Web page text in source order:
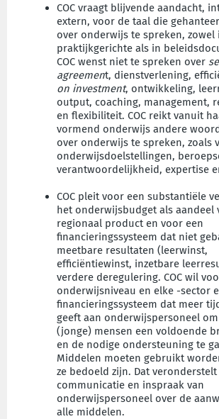
COC vraagt blijvende aandacht,
extern, voor de taal die
over onderwijs te spreken, zowel
praktijkgerichte als in
COC wenst niet te spreken over
agreement, dienstverlening,
on investment, ontwikkeling,
output, coaching, management,
en flexibiliteit. COC reikt vanuit
vormend onderwijs andere
over onderwijs te spreken, zoals
onderwijsdoelstellingen,
verantwoordelijkheid, expertise
COC pleit voor een substantiële
het onderwijsbudget als aandeel
regionaal product en voor een
financieringssysteem dat niet
meetbare resultaten (leerwinst,
efficiëntiewinst, inzetbare
verdere deregulering. COC wil
onderwijsniveau en elke -sector
financieringssysteem dat meer
geeft aan onderwijspersoneel
(jonge) mensen een voldoende
en de nodige ondersteuning te
Middelen moeten gebruikt
ze bedoeld zijn. Dat
communicatie en inspraak van
onderwijspersoneel over de
alle middelen.